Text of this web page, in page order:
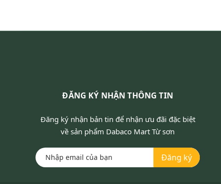
ĐĂNG KÝ NHẬN THÔNG TIN
Đăng ký nhận bản tin để nhận ưu đãi đặc biệt
về sản phẩm Dabaco Mart Từ sơn
Đăng ký